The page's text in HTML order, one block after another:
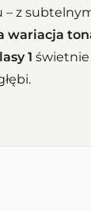
– z
wariacja
1 świetnie